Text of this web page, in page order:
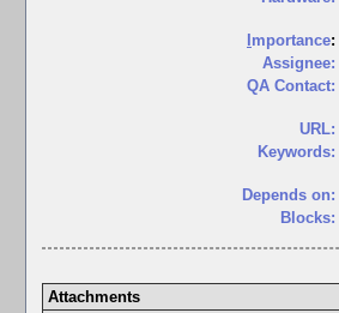
mportance:
Assignee:
QA Contact:
URL:
Keywords:
Depends on:
Blocks:
Attachments